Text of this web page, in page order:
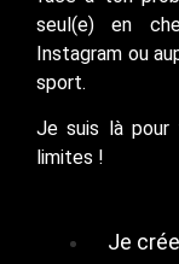
seul(e) en
Instagram ou
sport.
Je suis là pour
limites !
Je